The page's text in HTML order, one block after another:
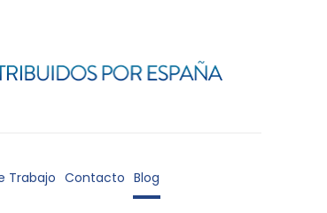
Trabajo Contacto Blog